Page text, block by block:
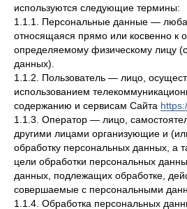
используются следующие термины:
1.1.1. Персональные данные —
относящаяся прямо или косвенно к
определяемому физическому лицу
данных).
1.1.2. Пользователь — лицо,
использованием
содержанию и сервисам Сайта
1.1.3. Оператор — лицо,
другими лицами организующие и
обработку персональных данных, а
цели обработки персональных
данных, подлежащих обработке,
совершаемые с персональными
1.1.4. Обработка персональных